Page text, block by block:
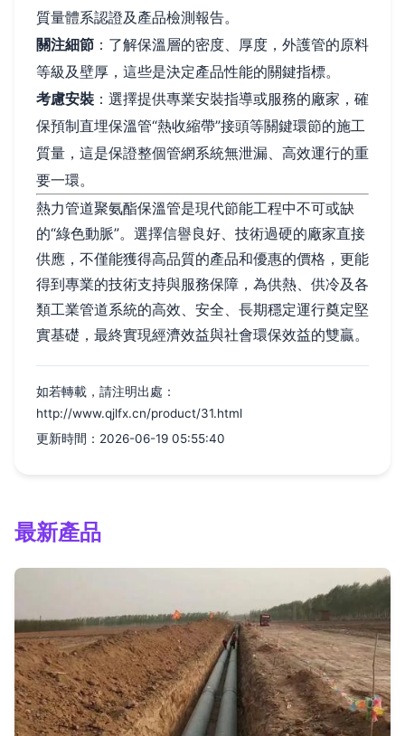
質量體系認證及產品檢測報告。
關注細節 ：了解保溫層的密度、厚度，外護管的原料
等級及壁厚，這些是決定產品性能的關鍵指標。
考慮安裝 ：選擇提供專業安裝指導或服務的廠家，確
保預制直埋保溫管“熱收縮帶”接頭等關鍵環節的施工
質量，這是保證整個管網系統無泄漏、高效運行的重
要一環。
熱力管道聚氨酯保溫管是現代節能工程中不可或缺
的“綠色動脈”。選擇信譽良好、技術過硬的廠家直接
供應，不僅能獲得高品質的產品和優惠的價格，更能
得到專業的技術支持與服務保障，為供熱、供冷及各
類工業管道系統的高效、安全、長期穩定運行奠定堅
實基礎，最終實現經濟效益與社會環保效益的雙贏。
如若轉載，請注明出處：
http://www.qjlfx.cn/product/31.html
更新時間：2026-06-19 05:55:40
最新產品